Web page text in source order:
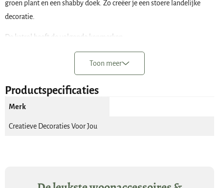
groen plant en een shabby doek. Zo creëer je een stoere landelijke
decoratie.
De katrol heeft de volgende kenmerken:
De katrol is 2,5 cm dik
Materiaal: metaal
Kleur: donker bruin/zwart
Toon meer
Productspecificaties
Merk
Creatieve Decoraties Voor Jou